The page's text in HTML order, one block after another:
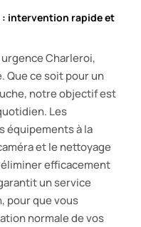
: intervention rapide et
urgence Charleroi,
Que ce soit pour un
notre objectif est
Les
équipements à la
et le nettoyage
efficacement
un service
pour que vous
normale de vos